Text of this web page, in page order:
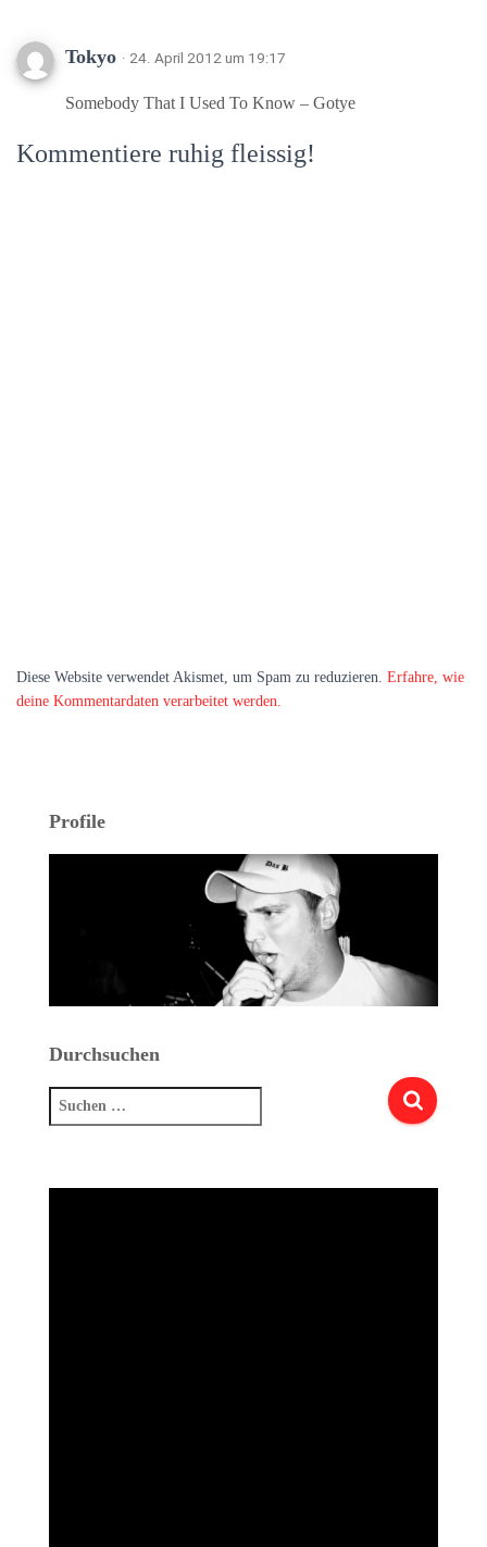
Tokyo · 24. April 2012 um 19:17
Somebody That I Used To Know – Gotye
Kommentiere ruhig fleissig!
Diese Website verwendet Akismet, um Spam zu reduzieren. Erfahre, wie
deine Kommentardaten verarbeitet werden.
Profile
Durchsuchen
Suchen
nach: